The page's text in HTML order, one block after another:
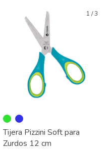
1 /3
Tijera Pizzini Soft para
Zurdos 12 cm